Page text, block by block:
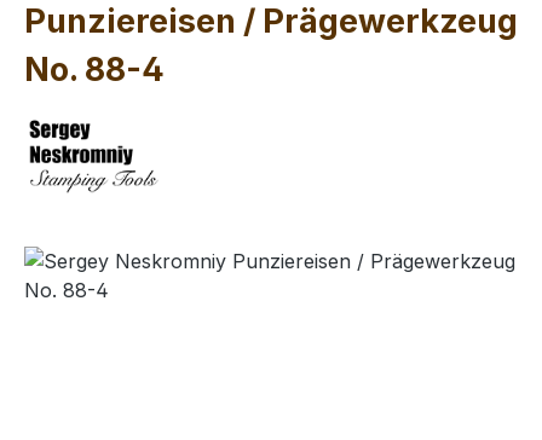
Punziereisen / Prägewerkzeug
No. 88-4
Bildergalerie überspringen